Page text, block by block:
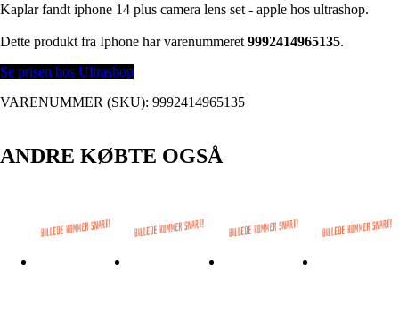
Kaplar fandt iphone 14 plus camera lens set - apple hos ultrashop.
Dette produkt fra Iphone har varenummeret 9992414965135.
Se prisen hos Ultrashop
VARENUMMER (SKU): 9992414965135
ANDRE KØBTE OGSÅ